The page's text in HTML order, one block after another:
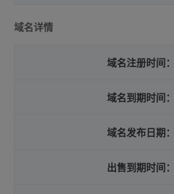
域名详情
域名注册时间：
域名到期时间：
域名发布日期：
出售到期时间：